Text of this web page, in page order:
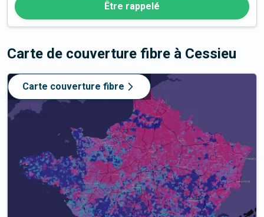
Être rappelé
Carte de couverture fibre à Cessieu
Carte couverture fibre